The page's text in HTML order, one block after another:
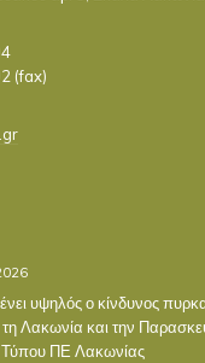
(fax)
υψηλός ο κίνδυνος
τη Λακωνία και την
Τύπου ΠΕ Λακωνίας